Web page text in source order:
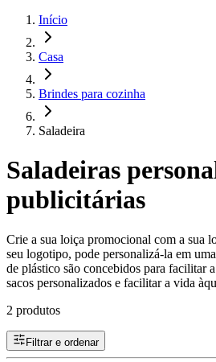
Início
Casa
Brindes para cozinha
Saladeira
Saladeiras
publicitárias
Crie a sua loiça promocional com a sua
seu logotipo, pode personalizá-la em
de plástico são concebidos para facilitar
sacos personalizados e facilitar a vida
2 produtos
Filtrar e ordenar